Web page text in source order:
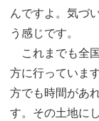
んですよ。気づ
う感じです。
これまでも全
方に行っていま
方でも時間があ
す。その土地に